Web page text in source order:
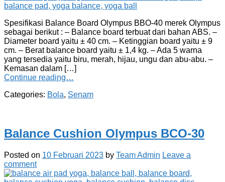
Spesifikasi Balance Board Olympus BBO-40 merek Olympus
sebagai berikut : – Balance board terbuat dari bahan ABS. –
Diameter board yaitu ± 40 cm. – Ketinggian board yaitu ± 9
cm. – Berat balance board yaitu ± 1,4 kg. – Ada 5 warna
yang tersedia yaitu biru, merah, hijau, ungu dan abu-abu. –
Kemasan dalam […]
Continue reading…
Categories: Bola, Senam
Balance Cushion Olympus BCO-30
Posted on 10 Februari 2023 by Team Admin Leave a
comment